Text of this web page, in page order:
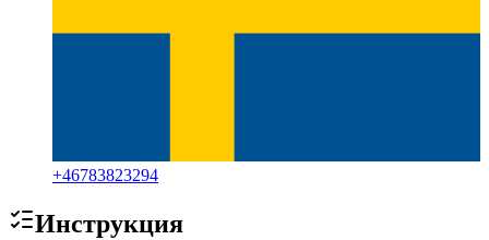
+46783823294
Инструкция